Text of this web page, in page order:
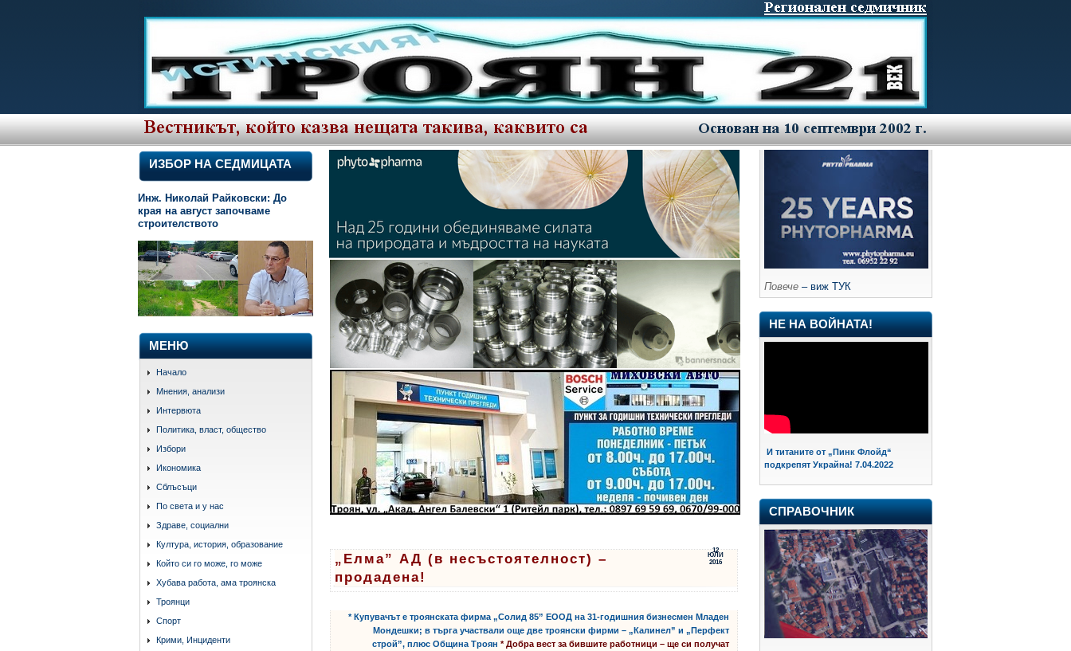
ИЗБОР НА СЕДМИЦАТА
Инж. Николай Райковски: До
края на август започваме
строителството
МЕНЮ
Начало
Мнения, анализи
Интервюта
Политика, власт, общество
Избори
Икономика
Сблъсъци
По света и у нас
Здраве, социални
Култура, история, образование
Който си го може, го може
Хубава работа, ама троянска
Троянци
Спорт
Крими, Инциденти
12
ЮЛИ
2016
„Елма” АД (в несъстоятелност) –
продадена!
* Купувачът е троянската фирма „Солид 85” ЕООД на 31-годишния бизнесмен Младен
Мондешки; в търга участвали още две троянски фирми – „Калинел” и „Перфект
строй”, плюс Община Троян * Добра вест за бившите работници – ще си получат
Повече – виж ТУК
НЕ НА ВОЙНАТА!
И титаните от „Пинк Флойд“
подкрепят Украйна! 7.04.2022
СПРАВОЧНИК